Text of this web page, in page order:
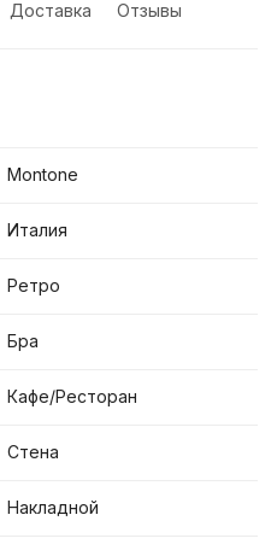
Доставка Отзывы
Montone
Италия
Ретро
Бра
Кафе/Ресторан
Стена
Накладной